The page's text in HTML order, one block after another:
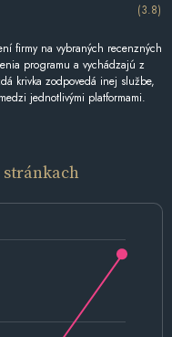
(3.8)
firmy na vybraných recenzných
programu a vychádzajú z
krivka zodpovedá inej službe,
jednotlivými platformami.